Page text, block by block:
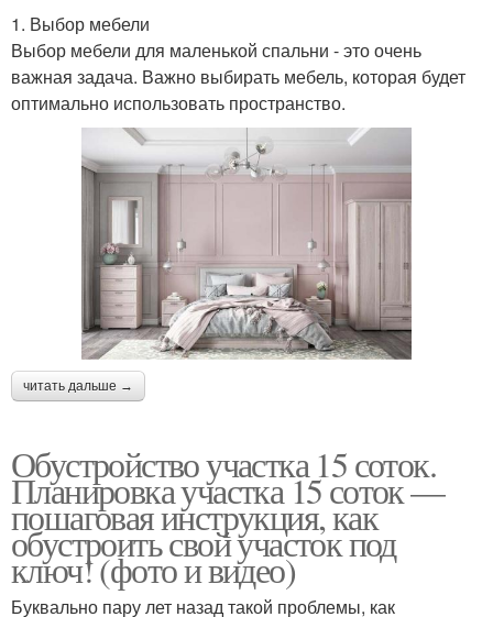
1. Выбор мебели
Выбор мебели для маленькой спальни - это очень
важная задача. Важно выбирать мебель, которая будет
оптимально использовать пространство.
читать дальше →
Обустройство участка 15 соток.
Планировка участка 15 соток —
пошаговая инструкция, как
обустроить свой участок под
ключ! (фото и видео)
Буквально пару лет назад такой проблемы, как